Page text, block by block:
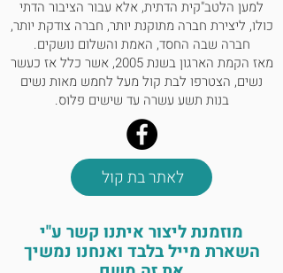
למען הלטב"קית הדתית, אלא עבור הציבור הדתי
כולו, ליצירת חברה מתוקנת יותר, חברה צודקת יותר,
חברה שבה החסד, האמת והשלום נושקים.
מאז הקמת הארגון בשנת 2005, אשר כלל אז כעשר
נשים, הצטרפו לבת קול מעל לחמש מאות נשים
בנות תשע עשרה עד שישים פלוס.
לאתר בת קול
מוזמנת ליצור איתנו קשר ע"י
השארת מייל בלבד ואנחנו נמשיך